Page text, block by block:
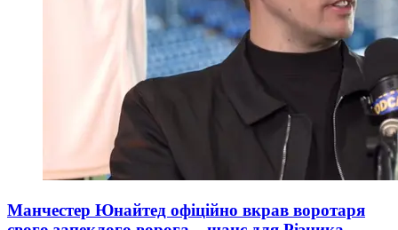
Манчестер Юнайтед офіційно вкрав воротаря